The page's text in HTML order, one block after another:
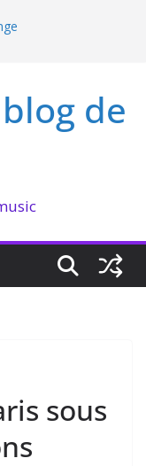
Bataclan
blog de
sous